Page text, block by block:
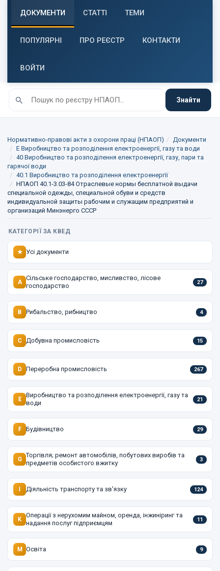
ДОКУМЕНТИ СТАТТІ ТЕМИ
ПОПУЛЯРНІ ПРО РЕЄСТР КОНТАКТИ
ВОЙТИ
Знайти
Нормативно-правові акти з охорони праці (НПАОП)
Документи
E Виробництво та розподілення електроенергії, газу та води
40 Виробництво та розподілення електроенергії, газу, пари та
гарячої води
40.1 Виробництво та розподілення електроенергії
НПАОП 40.1-3.03-84 Отраслевые нормы бесплатной выдачи
специальной одежды, специальной обуви и средств
индивидуальной защиты рабочим и служащим предприятий и
организаций Минэнерго СССР
КАТЕГОРІЇ ЗА КВЕД
★ Усі документи
A
Сільське господарство, мисливство, лісове
господарство
27
B Рибальство, рибництво 4
C Добувна промисловість 15
D Переробна промисловість 267
E
Виробництво та розподілення електроенергії, газу та
води
21
F Будівництво 29
G
Торгівля; ремонт автомобілів, побутових виробів та
предметів особистого вжитку
3
I Діяльність транспорту та зв'язку 124
K
Операції з нерухомим майном, оренда, інжиніринг та
надання послуг підприємцям
11
M Освіта 9